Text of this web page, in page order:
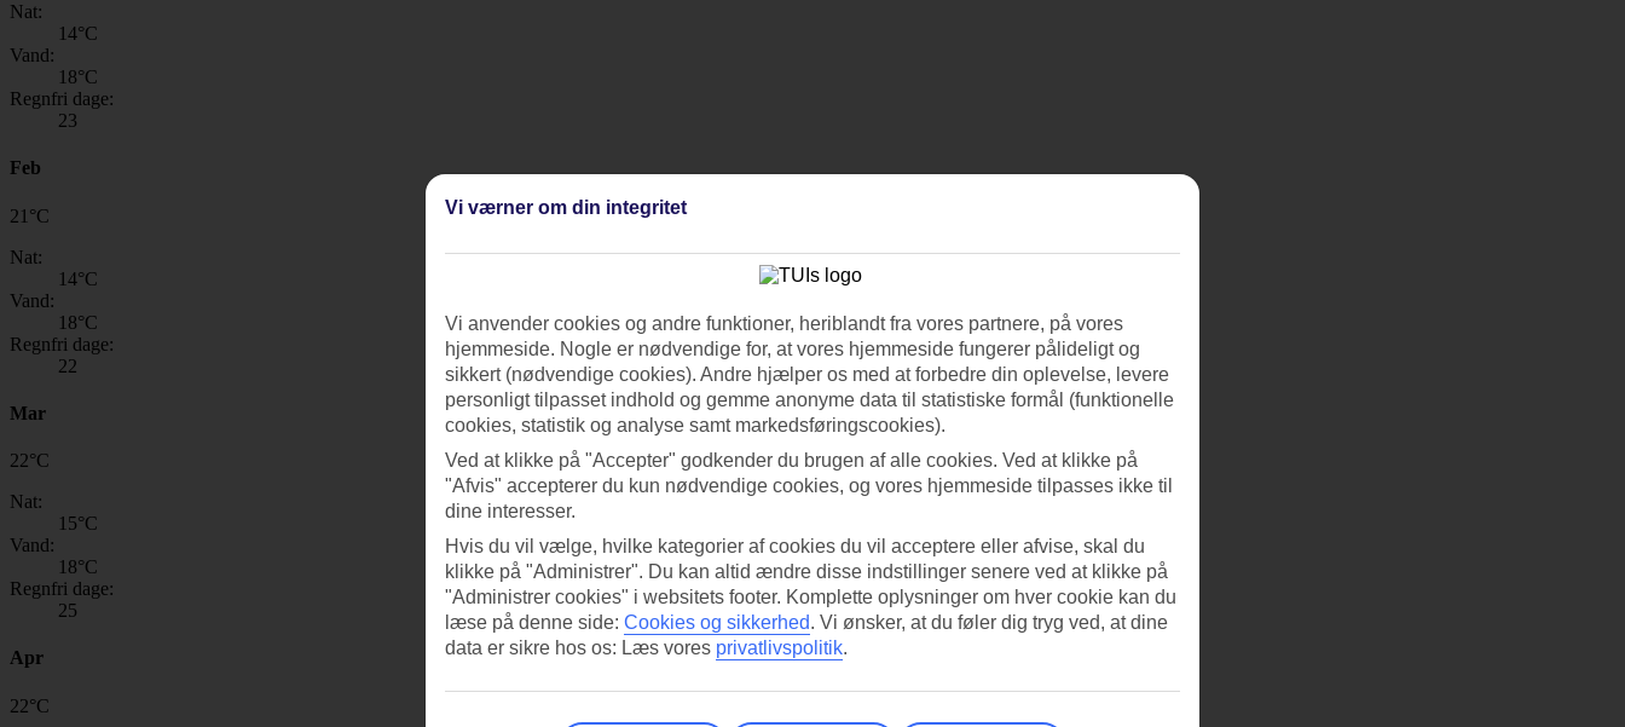
Nat:
14°C
Vand:
18°C
Regnfri dage:
23
Feb
21 °C
Nat:
14°C
Vand:
18°C
Regnfri dage:
22
Mar
22°C
Nat:
15°C
Vand:
18°C
Regnfri dage:
25
Apr
22°C
Vi værner om din integritet
Vi anvender cookies og andre funktioner, heriblandt fra vores partnere, på vores
hjemmeside. Nogle er nødvendige for, at vores hjemmeside fungerer pålideligt og
sikkert (nødvendige cookies). Andre hjælper os med at forbedre din oplevelse, levere
personligt tilpasset indhold og gemme anonyme data til statistiske formål (funktionelle
cookies, statistik og analyse samt markedsføringscookies).
Ved at klikke på "Accepter" godkender du brugen af alle cookies. Ved at klikke på
"Afvis" accepterer du kun nødvendige cookies, og vores hjemmeside tilpasses ikke til
dine interesser.
Hvis du vil vælge, hvilke kategorier af cookies du vil acceptere eller afvise, skal du
klikke på "Administrer". Du kan altid ændre disse indstillinger senere ved at klikke på
"Administrer cookies" i websitets footer. Komplette oplysninger om hver cookie kan du
læse på denne side: Cookies og sikkerhed. Vi ønsker, at du føler dig tryg ved, at dine
data er sikre hos os: Læs vores privatlivspolitik.